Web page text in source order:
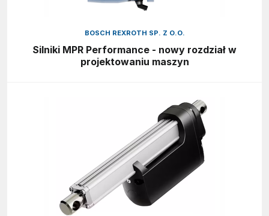
BOSCH REXROTH SP. Z O.O.
Silniki MPR Performance - nowy rozdział w
projektowaniu maszyn